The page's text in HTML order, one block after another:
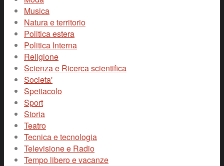
Musica
Natura e territorio
Politica estera
Politica Interna
Religione
Scienza e Ricerca scientifica
Societa'
Spettacolo
Sport
Storia
Teatro
Tecnica e tecnologia
Televisione e Radio
Tempo libero e vacanze